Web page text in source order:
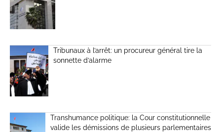
Tribunaux à l’arrêt: un procureur général tire la
sonnette d’alarme
Transhumance politique: la Cour constitutionnelle
valide les démissions de plusieurs parlementaires